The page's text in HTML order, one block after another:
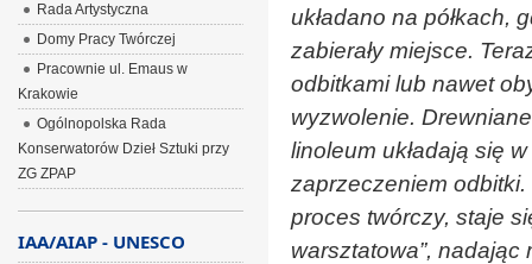
układano na półkach,
zabierały miejsce.
odbitkami lub nawet
wyzwolenie.
linoleum układają się
zaprzeczeniem
proces twórczy, staje
warsztatowa”, nadając
Rada Artystyczna
Domy Pracy Twórczej
Pracownie ul. Emaus w
Krakowie
Ogólnopolska Rada
Konserwatorów Dzieł Sztuki przy
ZG ZPAP
IAA/AIAP - UNESCO